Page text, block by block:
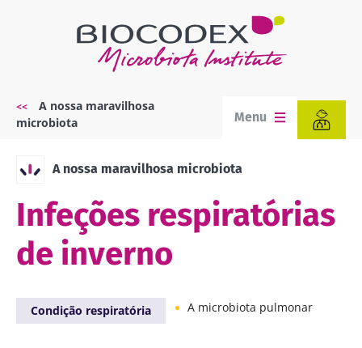
Navegação
estrutural
A nossa maravilhosa
microbiota
Menu
A nossa maravilhosa microbiota
Infeções respiratórias
de inverno
Condição respiratória A microbiota pulmonar